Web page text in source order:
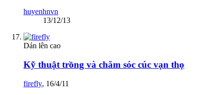
huyenhnvn
13/12/13
Dán lên cao
Kỹ thuật trồng và chăm sóc cúc vạn thọ
firefly, 16/4/11